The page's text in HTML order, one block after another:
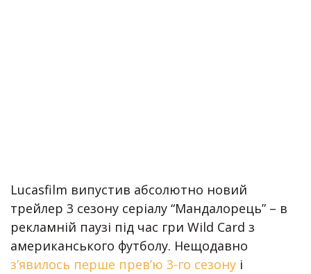
Lucasfilm випустив абсолютно новий
трейлер 3 сезону серіалу “Мандалорець” – в
рекламній паузі під час гри Wild Card з
американського футболу. Нещодавно
з’явилось перше прев’ю 3-го сезону і